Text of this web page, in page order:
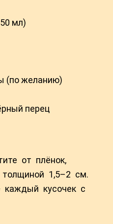
мл)
(по желанию)
перец
от плёнок,
1,5–2 см.
каждый кусочек с